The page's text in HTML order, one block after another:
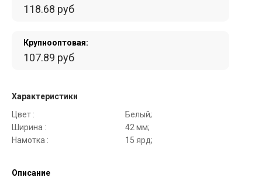
118.68 руб
Крупнооптовая:
107.89 руб
Характеристики
Цвет :
Белый;
Ширина :
42 мм;
Намотка :
15 ярд;
Описание